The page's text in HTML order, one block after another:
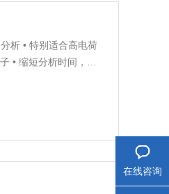
析 • 特别适合高电荷
• 缩短分析时间，提
在线咨询